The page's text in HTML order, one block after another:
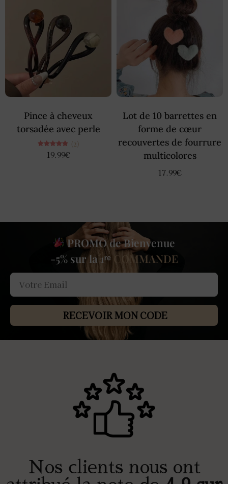
Pince à cheveux
torsadée avec perle
Note
5.00
(2)
19.99€
Lot de 10 barrettes en
forme de cœur
recouvertes de fourrure
multicolores
17.99€
PROMO de Bienvenue
-5% sur la 1ʳᵉ COMMANDE
RECEVOIR MON CODE
Nos clients nous ont